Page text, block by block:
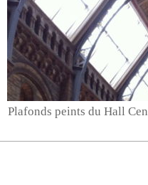
Plafonds peints du Hall